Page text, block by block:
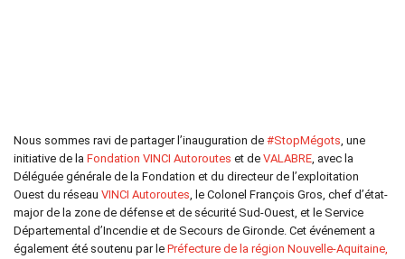
Nous sommes ravi de partager l’inauguration de #StopMégots, une
initiative de la Fondation VINCI Autoroutes et de VALABRE, avec la
Déléguée générale de la Fondation et du directeur de l’exploitation
Ouest du réseau VINCI Autoroutes, le Colonel François Gros, chef d’état-
major de la zone de défense et de sécurité Sud-Ouest, et le Service
Départemental d’Incendie et de Secours de Gironde. Cet événement a
également été soutenu par le Préfecture de la région Nouvelle-Aquitaine,